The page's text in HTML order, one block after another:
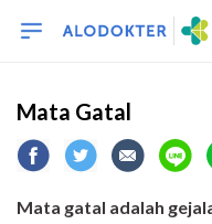
Mata Gatal
Mata gatal adalah